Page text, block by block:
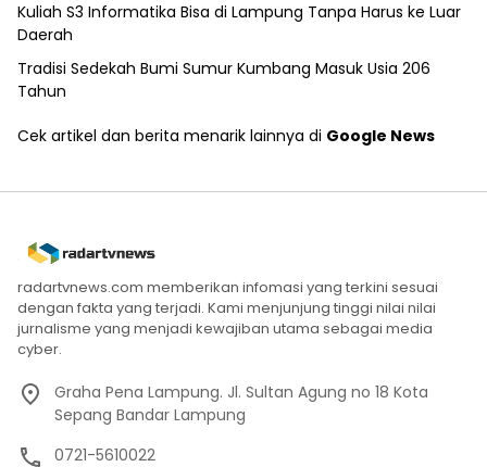
Kuliah S3 Informatika Bisa di Lampung Tanpa Harus ke Luar
Daerah
Tradisi Sedekah Bumi Sumur Kumbang Masuk Usia 206
Tahun
Cek artikel dan berita menarik lainnya di Google News
radartvnews.com memberikan infomasi yang terkini sesuai
dengan fakta yang terjadi. Kami menjunjung tinggi nilai nilai
jurnalisme yang menjadi kewajiban utama sebagai media
cyber.
Graha Pena Lampung. Jl. Sultan Agung no 18 Kota
Sepang Bandar Lampung
0721-5610022